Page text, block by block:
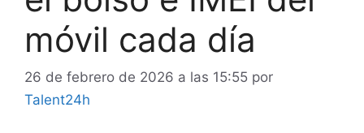
móvil cada día
26 de febrero de 2026 a las 15:55 por
Talent24h